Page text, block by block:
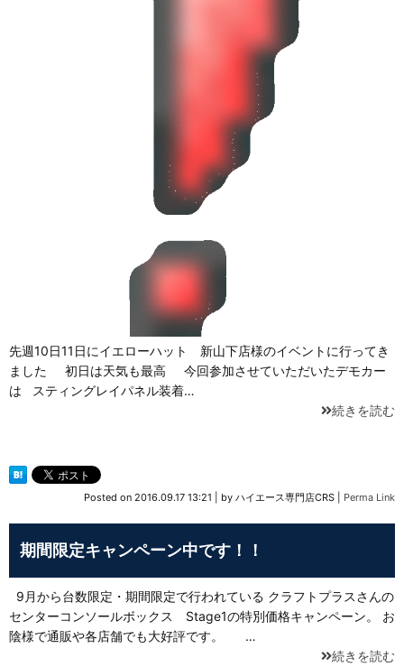
先週10日11日にイエローハット 新山下店様のイベントに行ってき
ました 初日は天気も最高 今回参加させていただいたデモカー
は スティングレイパネル装着…
続きを読む
Posted on 2016.09.17 13:21 by ハイエース専門店CRS Perma Link
期間限定キャンペーン中です！！
9月から台数限定・期間限定で行われている クラフトプラスさんの
センターコンソールボックス Stage1の特別価格キャンペーン。 お
陰様で通販や各店舗でも大好評です。 …
続きを読む